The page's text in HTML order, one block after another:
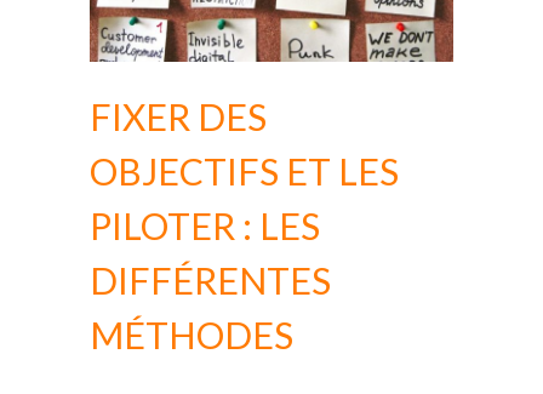
FIXER DES
OBJECTIFS ET LES
PILOTER : LES
DIFFÉRENTES
MÉTHODES